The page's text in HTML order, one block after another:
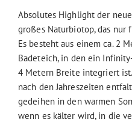
Absolutes Highlight der
großes Naturbiotop, das nur
Es besteht aus einem ca. 2
Badeteich, in den ein
4 Metern Breite integriert
nach den Jahreszeiten
gedeihen in den warmen
wenn es kälter wird, in die